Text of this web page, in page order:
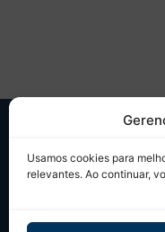
Usamos cookies para
relevantes. Ao continuar,